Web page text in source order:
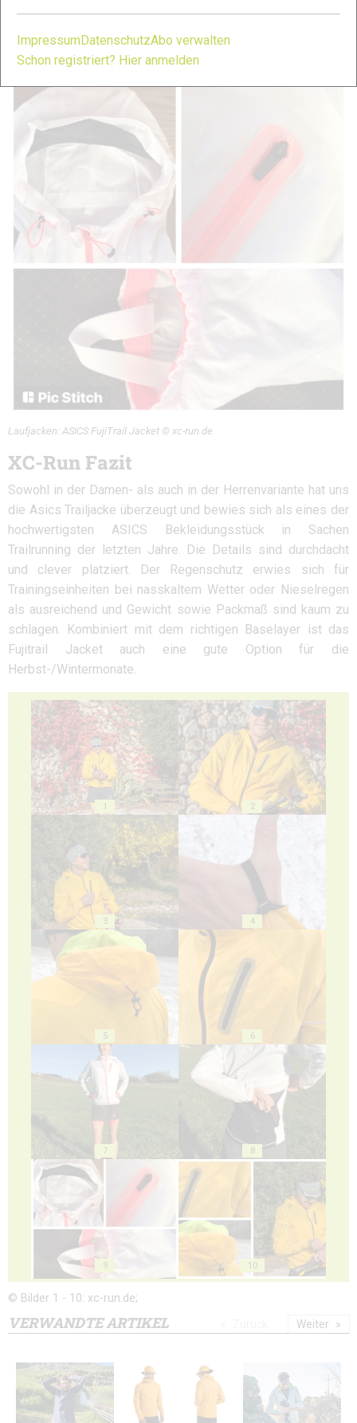
Einstellung mit den Gummibändern funktioniert problemlos,
gut bedienbar auch mit nassen, kalten Fingern und mit
Handschuhen. Top!
Laufjacken: ASICS FujiTrail Jacket © xc-run.de
XC-Run Fazit
Sowohl in der Damen- als auch in der Herrenvariante hat uns
die Asics Trailjacke überzeugt und bewies sich als eines der
hochwertigsten ASICS Bekleidungsstück in Sachen
Trailrunning der letzten Jahre. Die Details sind durchdacht
und clever platziert. Der Regenschutz erwies sich für
Trainingseinheiten bei nasskaltem Wetter oder Nieselregen
als ausreichend und Gewicht sowie Packmaß sind kaum zu
schlagen. Kombiniert mit dem richtigen Baselayer ist das
Fujitrail Jacket auch eine gute Option für die
Herbst-/Wintermonate.
1 2
3 4
5 6
7 8
9 10
© Bilder 1 - 10: xc-run.de;
VERWANDTE ARTIKEL Weiter
ImpressumDatenschutzAbo verwalten
Schon registriert? Hier anmelden